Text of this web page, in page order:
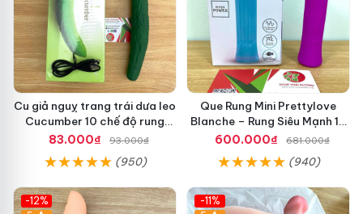
Cu giả nguỵ trang trái dưa leo
Cucumber 10 chế độ rung
điểm G
83.000₫ 93.000₫
(950)
Que Rung Mini Prettylove
Blanche – Rung Siêu Mạnh 12
Chế Độ Kích Thích Điểm G
600.000₫ 681.000₫
(940)
-12%
-11%